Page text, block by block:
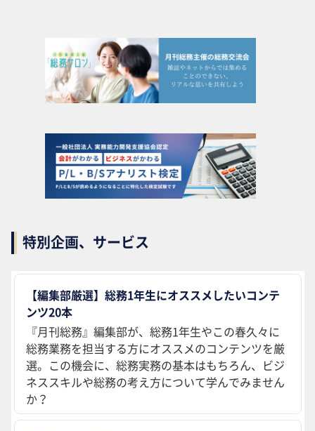
特別企画、サービス
【編集部厳選】総務1年生にオススメしたいコンテ
ンツ20本
『月刊総務』編集部が、総務1年生やこの春久々に
総務業務を担当する方にオススメのコンテンツを厳
選。この機会に、総務実務の基本はもちろん、ビジ
ネススキルや総務の考え方について学んでみません
か？